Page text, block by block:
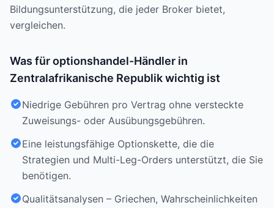
Bildungsunterstützung, die jeder Broker bietet,
vergleichen.
Was für optionshandel-Händler in
Zentralafrikanische Republik wichtig ist
Niedrige Gebühren pro Vertrag ohne versteckte
Zuweisungs- oder Ausübungsgebühren.
Eine leistungsfähige Optionskette, die die
Strategien und Multi-Leg-Orders unterstützt, die Sie
benötigen.
Qualitätsanalysen – Griechen, Wahrscheinlichkeiten